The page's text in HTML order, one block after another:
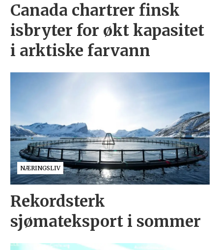
Canada chartrer finsk
isbryter for økt kapasitet
i arktiske farvann
NÆRINGSLIV
Rekordsterk
sjømateksport i sommer